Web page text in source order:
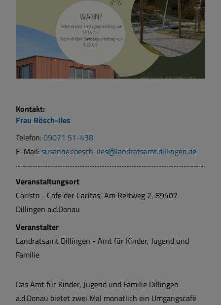
Das Amt für Kinder, Jugend und Familie Dillingen
a.d.Donau bietet zwei Mal monatlich ein Umgangscafé
Kontakt:
Frau Rösch-Iles
Telefon:09071 51-438
E-Mail:susanne.roesch-iles@landratsamt.dillingen.de
Veranstaltungsort
Caristo - Cafe der Caritas, Am Reitweg 2, 89407
Dillingen a.d.Donau
Veranstalter
Landratsamt Dillingen - Amt für Kinder, Jugend und
Familie